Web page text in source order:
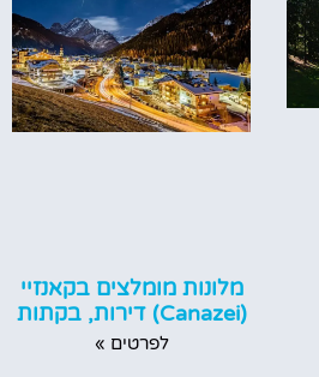
מלונות מומלצים בקאנזיי
(Canazei) דירות, בקתות
לפרטים »